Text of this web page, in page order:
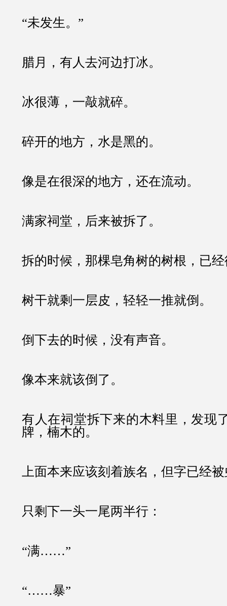
“未发生。”
腊月，有人去河边打冰。
冰很薄，一敲就碎。
碎开的地方，水是黑的。
像是在很深的地方，还在流动。
满家祠堂，后来被拆了。
拆的时候，那棵皂角树的树根，已
树干就剩一层皮，轻轻一推就倒。
倒下去的时候，没有声音。
像本来就该倒了。
有人在祠堂拆下来的木料里，发现
牌，楠木的。
上面本来应该刻着族名，但字已经
只剩下一头一尾两半行：
“满……”
“……暴”